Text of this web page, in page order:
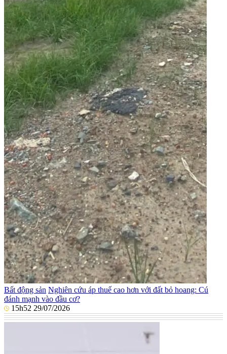
Bất động sản Nghiên cứu áp thuế cao hơn với đất bỏ hoang: Cú
đánh mạnh vào đầu cơ?
15h52 29/07/2026